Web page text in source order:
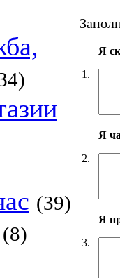
(39)
(8)
1.
Я
2.
Я
3.
Я